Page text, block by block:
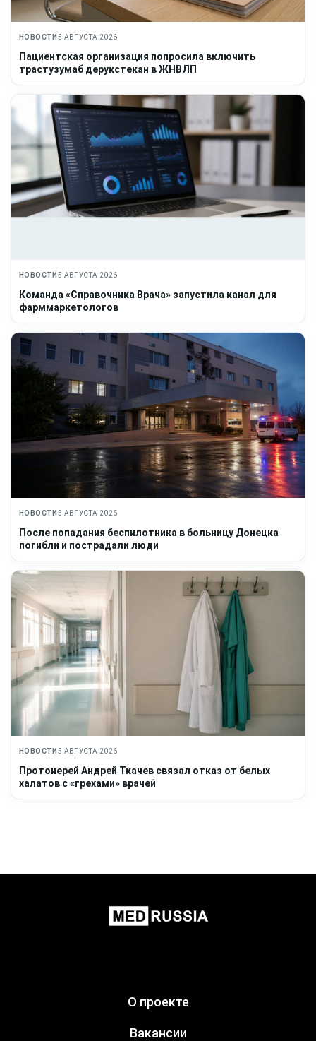
НОВОСТИ 5 АВГУСТА 2026
Пациентская организация попросила включить
трастузумаб дерукстекан в ЖНВЛП
НОВОСТИ 5 АВГУСТА 2026
Команда «Справочника Врача» запустила канал для
фарммаркетологов
НОВОСТИ 5 АВГУСТА 2026
После попадания беспилотника в больницу Донецка
погибли и пострадали люди
НОВОСТИ 5 АВГУСТА 2026
Протоиерей Андрей Ткачев связал отказ от белых
халатов с «грехами» врачей
О проекте
Вакансии